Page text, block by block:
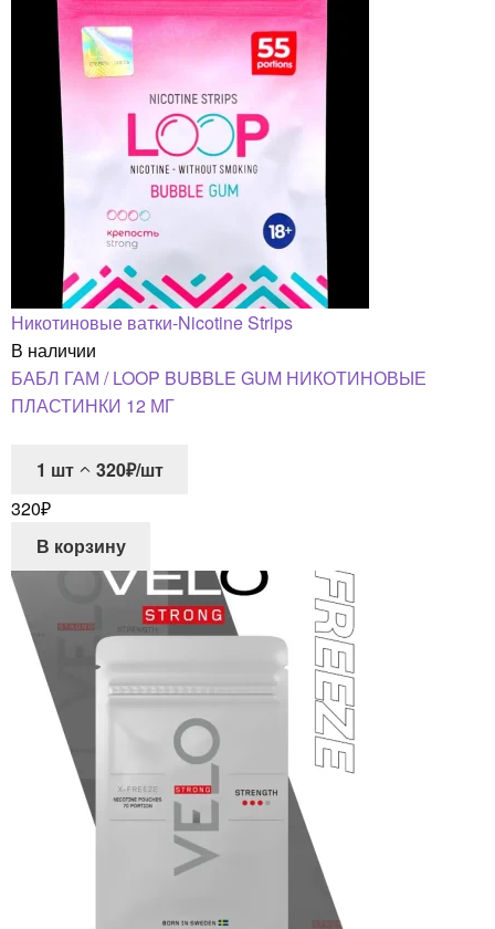
Никотиновые ватки-Nicotine Strips
В наличии
БАБЛ ГАМ / LOOP BUBBLE GUM НИКОТИНОВЫЕ
ПЛАСТИНКИ 12 МГ
1 шт
320₽/шт
320₽
В корзину